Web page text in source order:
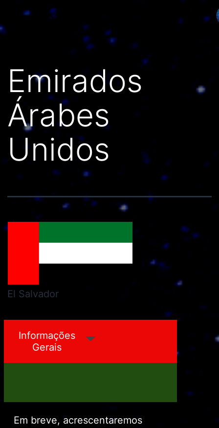
Países do Mundo
Emirados
Árabes
Unidos
Informações
Gerais
Em breve, acrescentaremos
El Salvador
Equador